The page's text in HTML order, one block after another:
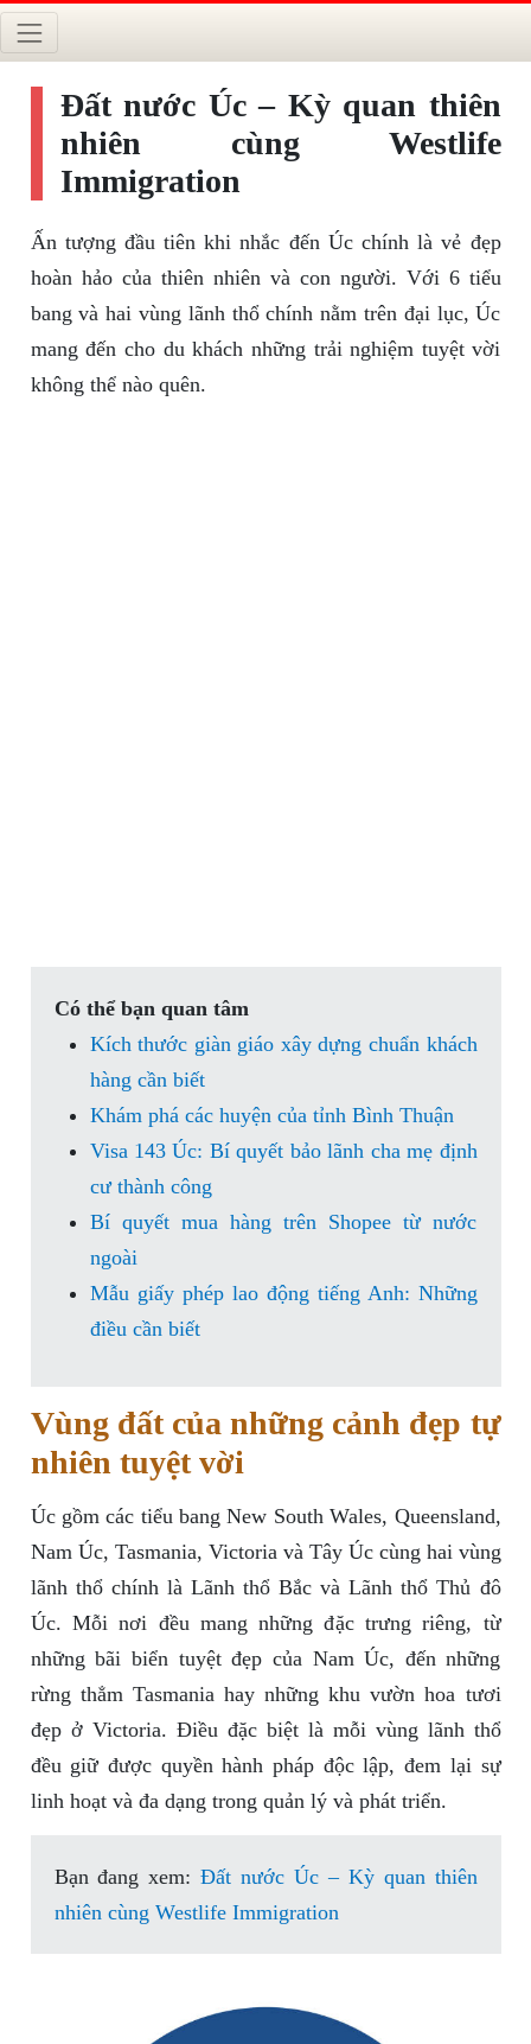
Đất nước Úc – Kỳ quan thiên
nhiên cùng Westlife
Immigration
Ấn tượng đầu tiên khi nhắc đến Úc chính là vẻ đẹp
hoàn hảo của thiên nhiên và con người. Với 6 tiểu
bang và hai vùng lãnh thổ chính nằm trên đại lục, Úc
mang đến cho du khách những trải nghiệm tuyệt vời
không thể nào quên.
Có thể bạn quan tâm
Kích thước giàn giáo xây dựng chuẩn khách
hàng cần biết
Khám phá các huyện của tỉnh Bình Thuận
Visa 143 Úc: Bí quyết bảo lãnh cha mẹ định
cư thành công
Bí quyết mua hàng trên Shopee từ nước
ngoài
Mẫu giấy phép lao động tiếng Anh: Những
điều cần biết
Vùng đất của những cảnh đẹp tự
nhiên tuyệt vời
Úc gồm các tiểu bang New South Wales, Queensland,
Nam Úc, Tasmania, Victoria và Tây Úc cùng hai vùng
lãnh thổ chính là Lãnh thổ Bắc và Lãnh thổ Thủ đô
Úc. Mỗi nơi đều mang những đặc trưng riêng, từ
những bãi biển tuyệt đẹp của Nam Úc, đến những
rừng thẳm Tasmania hay những khu vườn hoa tươi
đẹp ở Victoria. Điều đặc biệt là mỗi vùng lãnh thổ
đều giữ được quyền hành pháp độc lập, đem lại sự
linh hoạt và đa dạng trong quản lý và phát triển.
Bạn đang xem:Đất nước Úc – Kỳ quan thiên
nhiên cùng Westlife Immigration